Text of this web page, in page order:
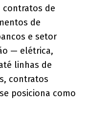
contratos de
de
e setor
— elétrica,
linhas de
contratos
posiciona como